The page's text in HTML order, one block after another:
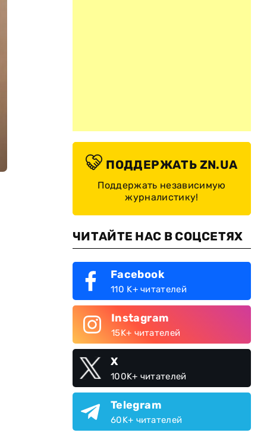
ПОДДЕРЖАТЬ ZN.UA
Поддержать независимую
журналистику!
ЧИТАЙТЕ НАС В СОЦСЕТЯХ
Facebook
110 K+ читателей
Instagram
15K+ читателей
X
100K+ читателей
Telegram
60K+ читателей